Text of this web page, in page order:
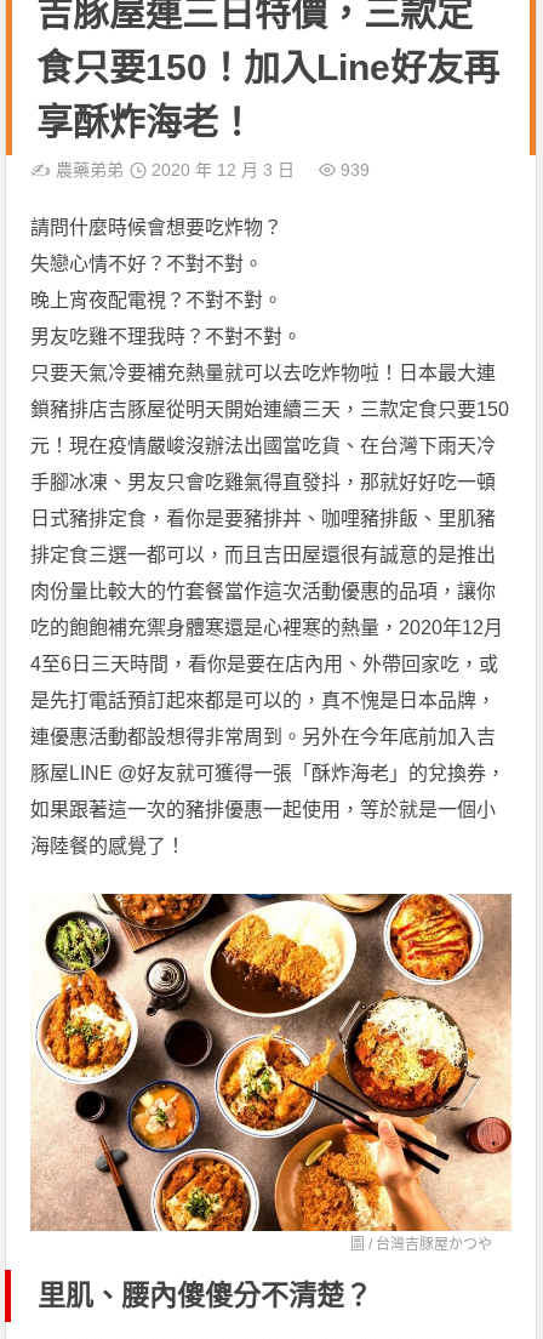
吉豚屋連三日特價，三款定
食只要150！加入Line好友再
享酥炸海老！
✍️ 農藥弟弟 2020 年 12 月 3 日 939
請問什麼時候會想要吃炸物？
失戀心情不好？不對不對。
晚上宵夜配電視？不對不對。
男友吃雞不理我時？不對不對。
只要天氣冷要補充熱量就可以去吃炸物啦！日本最大連
鎖豬排店吉豚屋從明天開始連續三天，三款定食只要150
元！現在疫情嚴峻沒辦法出國當吃貨、在台灣下雨天冷
手腳冰凍、男友只會吃雞氣得直發抖，那就好好吃一頓
日式豬排定食，看你是要豬排丼、咖哩豬排飯、里肌豬
排定食三選一都可以，而且吉田屋還很有誠意的是推出
肉份量比較大的竹套餐當作這次活動優惠的品項，讓你
吃的飽飽補充禦身體寒還是心裡寒的熱量，2020年12月
4至6日三天時間，看你是要在店內用、外帶回家吃，或
是先打電話預訂起來都是可以的，真不愧是日本品牌，
連優惠活動都設想得非常周到。另外在今年底前加入吉
豚屋LINE @好友就可獲得一張「酥炸海老」的兌換券，
如果跟著這一次的豬排優惠一起使用，等於就是一個小
海陸餐的感覺了！
圖 / 台灣吉豚屋かつや
里肌、腰內傻傻分不清楚？